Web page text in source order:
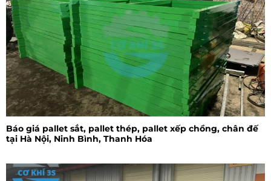
Báo giá pallet sắt, pallet thép, pallet xếp chồng, chân đế
tại Hà Nội, Ninh Bình, Thanh Hóa